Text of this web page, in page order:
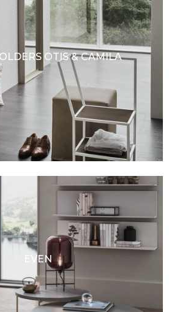
OTIS & CAMILA
EVEN